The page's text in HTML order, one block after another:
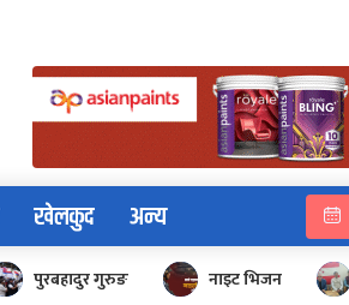
खेलकुद अन्य
पुरबहादुर गुरुङ नाइट भिजन